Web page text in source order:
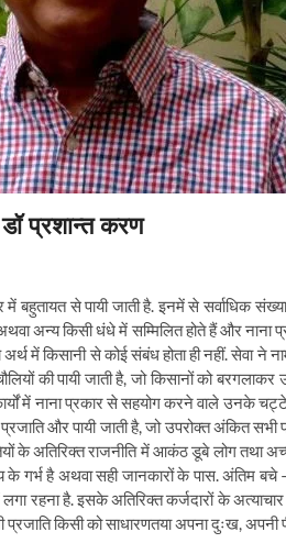
प्रशान्त करण
में बहुतायत से पायी जाती है. इनमें से सर्वाधिक
अन्य किसी धंधे में सम्मिलित होते हैं और
अर्थ में किसानी से कोई संबंध होता ही नहीं.
की पायी जाती है, जो किसानों को
में नाना प्रकार से सहयोग करने वाले उनके
और पायी जाती है, जो उपरोक्त अंकित
के अतिरिक्त राजनीति में आकंठ डूबे लोग
के गर्भ है अथवा सही जानकारों के पास. अंतिम
रहना है. इसके अतिरिक्त कर्जदारों के
किसी को साधारणतया अपना दुःख,